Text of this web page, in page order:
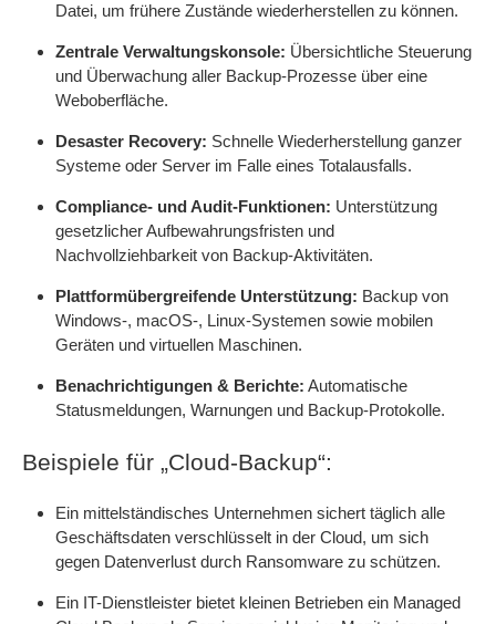
Datei, um frühere Zustände wiederherstellen zu können.
Zentrale Verwaltungskonsole: Übersichtliche Steuerung
und Überwachung aller Backup-Prozesse über eine
Weboberfläche.
Desaster Recovery: Schnelle Wiederherstellung ganzer
Systeme oder Server im Falle eines Totalausfalls.
Compliance- und Audit-Funktionen: Unterstützung
gesetzlicher Aufbewahrungsfristen und
Nachvollziehbarkeit von Backup-Aktivitäten.
Plattformübergreifende Unterstützung: Backup von
Windows-, macOS-, Linux-Systemen sowie mobilen
Geräten und virtuellen Maschinen.
Benachrichtigungen & Berichte: Automatische
Statusmeldungen, Warnungen und Backup-Protokolle.
Beispiele für „Cloud-Backup“:
Ein mittelständisches Unternehmen sichert täglich alle
Geschäftsdaten verschlüsselt in der Cloud, um sich
gegen Datenverlust durch Ransomware zu schützen.
Ein IT-Dienstleister bietet kleinen Betrieben ein Managed